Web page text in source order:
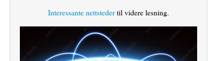
Interessante nettstedertil videre lesning.